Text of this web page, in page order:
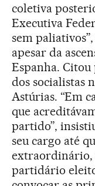
coletiva
Executiva
sem
apesar da
Espanha.
dos socialistas
Astúrias. “Em
que
partido”,
seu cargo até
extraordinário,
partidário